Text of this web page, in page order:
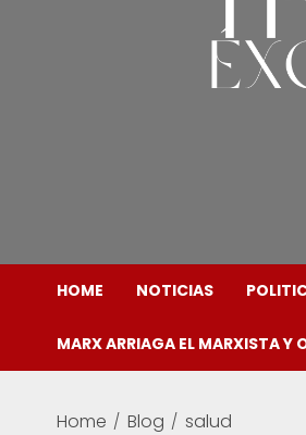
HOME NOTICIAS
MARX ARRIAGA EL MARXISTA
Home Blog salud